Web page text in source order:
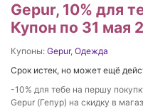
Gepur, 10% для
Купон по 31 мая
Купоны: Gepur, Одежда
Срок истек, но может ещё
-10% для тебе на першу
Gepur (Гепур) на скидку в